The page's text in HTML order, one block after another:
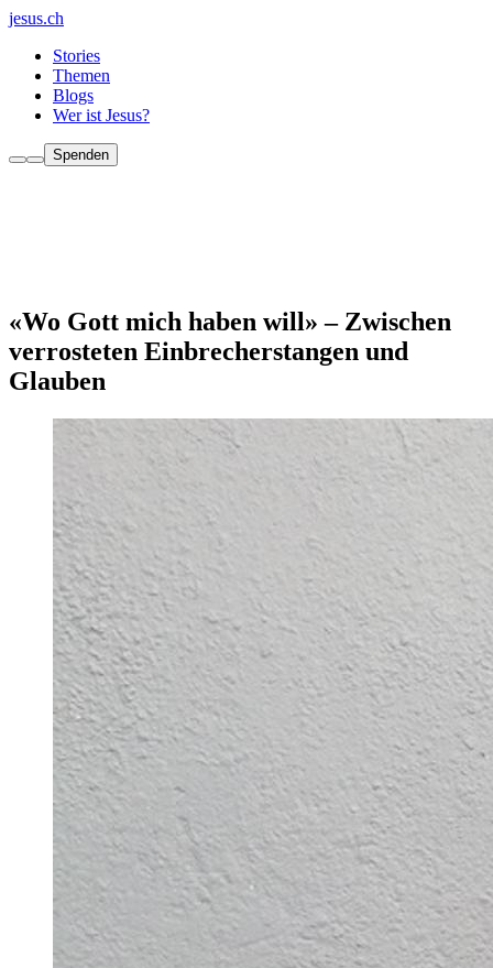
jesus.ch
Stories
Themen
Blogs
Wer ist Jesus?
Spenden
«Wo Gott mich haben will» – Zwischen
verrosteten Einbrecherstangen und
Glauben